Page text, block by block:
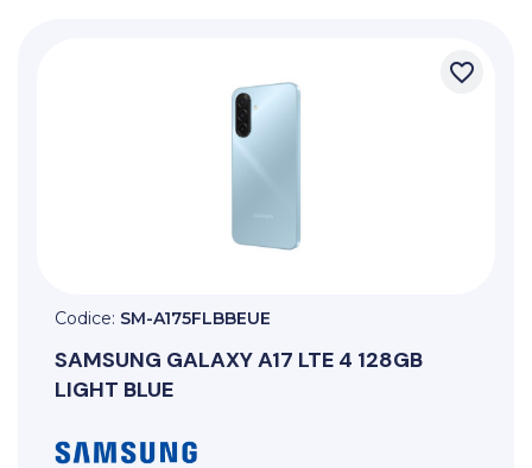
favorite_border
Codice: SM-A175FLBBEUE
SAMSUNG GALAXY A17 LTE 4 128GB
LIGHT BLUE